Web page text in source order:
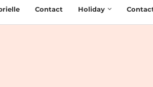
Contact Holiday